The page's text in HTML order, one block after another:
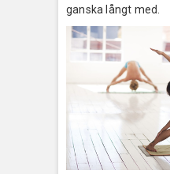
ganska långt med.